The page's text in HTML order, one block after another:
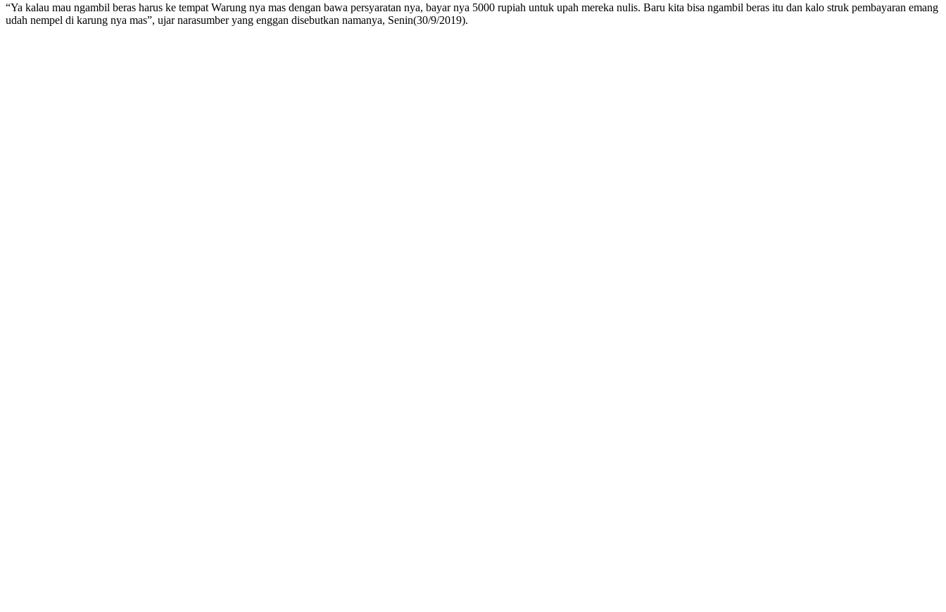
“Ya kalau mau ngambil beras harus ke tempat Warung nya mas dengan bawa persyaratan nya, bayar nya 5000 rupiah untuk upah mereka nulis. Baru kita bisa ngambil beras itu dan kalo struk pembayaran emang
udah nempel di karung nya mas”, ujar narasumber yang enggan disebutkan namanya, Senin(30/9/2019).